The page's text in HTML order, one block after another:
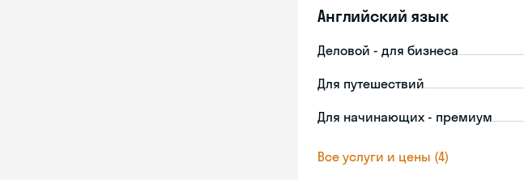
Английский язык
Деловой - для бизнеса
Для путешествий
Для начинающих - премиум
Все услуги и цены (4)